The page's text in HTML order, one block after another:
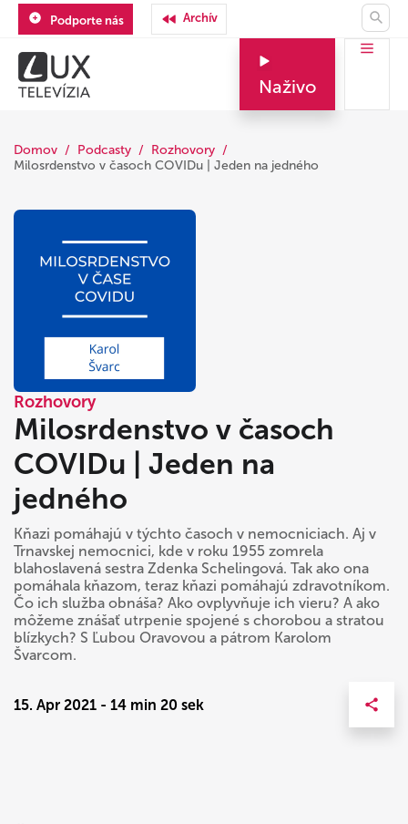
Podporte nás Archív
Naživo
Domov Podcasty
Rozhovory
Milosrdenstvo v časoch COVIDu | Jeden na jedného
Rozhovory
Milosrdenstvo v časoch
COVIDu | Jeden na
jedného
Kňazi pomáhajú v týchto časoch v nemocniciach. Aj v
Trnavskej nemocnici, kde v roku 1955 zomrela
blahoslavená sestra Zdenka Schelingová. Tak ako ona
pomáhala kňazom, teraz kňazi pomáhajú zdravotníkom.
Čo ich služba obnáša? Ako ovplyvňuje ich vieru? A ako
môžeme znášať utrpenie spojené s chorobou a stratou
blízkych? S Ľubou Oravovou a pátrom Karolom
Švarcom.
15. Apr 2021 - 14 min 20 sek